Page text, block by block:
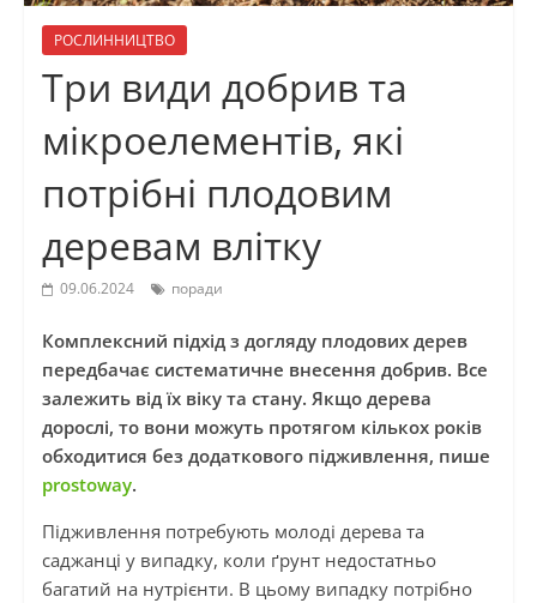
РОСЛИННИЦТВО
Три види добрив та
мікроелементів, які
потрібні плодовим
деревам влітку
09.06.2024 поради
Комплексний підхід з догляду плодових дерев
передбачає систематичне внесення добрив. Все
залежить від їх віку та стану. Якщо дерева
дорослі, то вони можуть протягом кількох років
обходитися без додаткового підживлення, пише
prostoway.
Підживлення потребують молоді дерева та
саджанці у випадку, коли ґрунт недостатньо
багатий на нутрієнти. В цьому випадку потрібно